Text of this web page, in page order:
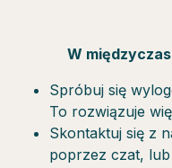
W
Spróbuj się
To rozwiązuje
Skontaktuj się z
poprzez czat,